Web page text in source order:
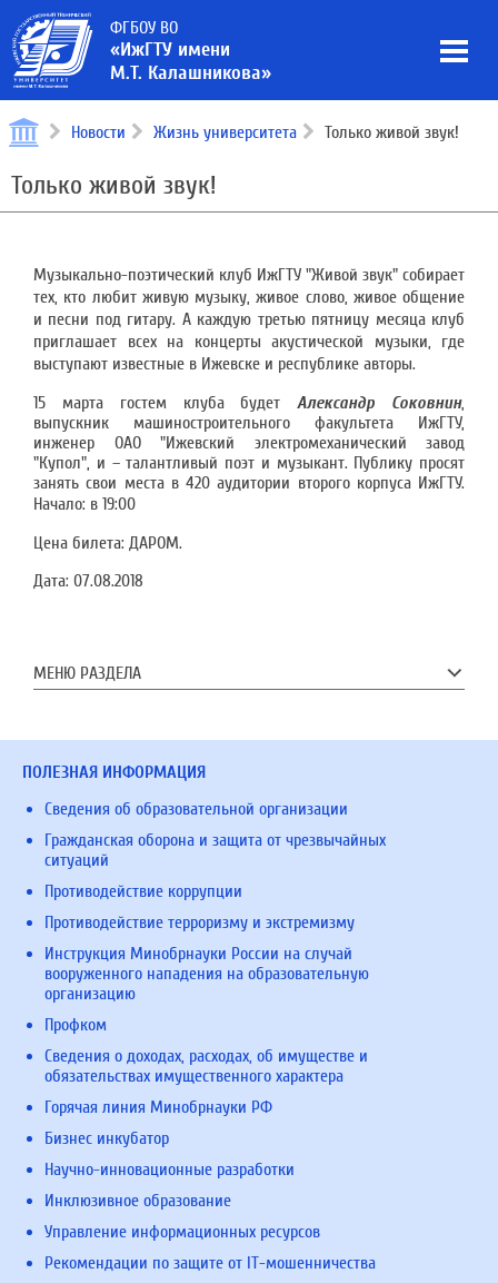
ФГБОУ ВО
«ИжГТУ имени
М.Т. Калашникова»
Новости Жизнь университета Только живой звук!
Только живой звук!
Музыкально-поэтический клуб ИжГТУ "Живой звук" собирает
тех, кто любит живую музыку, живое слово, живое общение
и песни под гитару. А каждую третью пятницу месяца клуб
приглашает всех на концерты акустической музыки, где
выступают известные в Ижевске и республике авторы.
15 марта гостем клуба будетАлександр Соковнин,
выпускник машиностроительного факультета ИжГТУ,
инженер ОАО "Ижевский электромеханический завод
"Купол", и – талантливый поэт и музыкант. Публику просят
занять свои места в 420 аудитории второго корпуса ИжГТУ.
Начало: в 19:00
Цена билета: ДАРОМ.
Дата: 07.08.2018
МЕНЮ РАЗДЕЛА
ПОЛЕЗНАЯ ИНФОРМАЦИЯ
Сведения об образовательной организации
Гражданская оборона и защита от чрезвычайных
ситуаций
Противодействие коррупции
Противодействие терроризму и экстремизму
Инструкция Минобрнауки России на случай
вооруженного нападения на образовательную
организацию
Профком
Сведения о доходах, расходах, об имуществе и
обязательствах имущественного характера
Горячая линия Минобрнауки РФ
Бизнес инкубатор
Научно-инновационные разработки
Инклюзивное образование
Управление информационных ресурсов
Рекомендации по защите от IT-мошенничества